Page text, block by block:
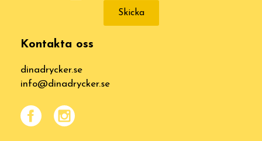
Skicka
Kontakta oss
dinadrycker.se
info@dinadrycker.se